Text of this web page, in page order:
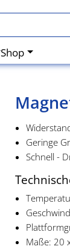
Shop
Geringe
Schnell -
Maße: 20